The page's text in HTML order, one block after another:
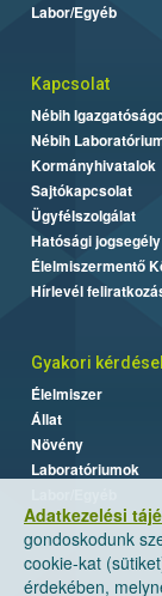
Adatkezelési
gondoskodunk
cookie-kat
érdekében,
Labor/Egyéb
Kapcsolat
Nébih
Nébih
Kormányhivatalok
Sajtókapcsolat
Ügyfélszolgálat
Hatósági jogsegély
Élelmiszermentő
Hírlevél
Gyakori
Élelmiszer
Állat
Növény
Laboratóriumok